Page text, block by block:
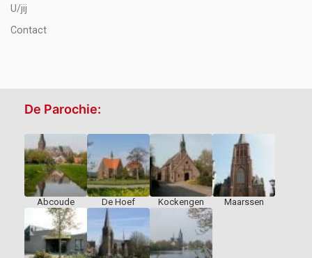
U/jij
Contact
De Parochie:
Abcoude De Hoef Kockengen Maarssen